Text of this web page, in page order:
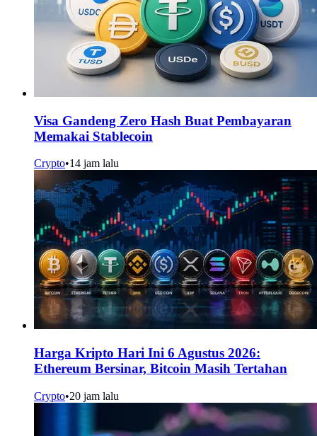
Visa Gandeng Zero Hash Buat Pembayaran
Memakai Stablecoin
Crypto•14 jam lalu
Harga Kripto Hari Ini 6 Agustus 2026:
Ethereum Bersinar, Bitcoin Masih Tertahan
Crypto•20 jam lalu